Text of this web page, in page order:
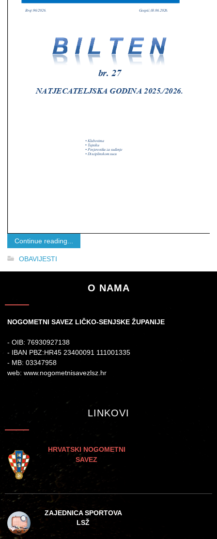
Continue reading...
OBAVIJESTI
O NAMA
NOGOMETNI SAVEZ LIČKO-SENJSKE ŽUPANIJE
- OIB: 76930927138
- IBAN PBZ:HR45 23400091 111001335
- MB: 03347958
web: www.nogometnisavezlsz.hr
LINKOVI
HRVATSKI NOGOMETNI
SAVEZ
ZAJEDNICA SPORTOVA
LSŽ